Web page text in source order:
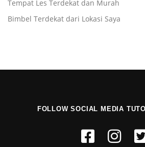
Tempat Les Terdekat dan Murah
Bimbel Terdekat dari Lokasi Saya
FOLLOW SOCIAL MEDIA